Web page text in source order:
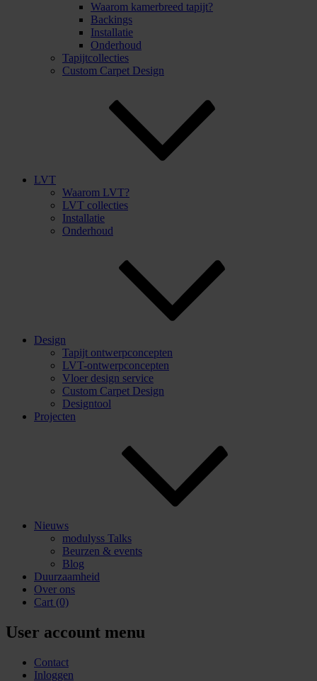
Waarom kamerbreed tapijt?
Backings
Installatie
Onderhoud
Tapijtcollecties
Custom Carpet Design
LVT
Waarom LVT?
LVT collecties
Installatie
Onderhoud
Design
Tapijt ontwerpconcepten
LVT-ontwerpconcepten
Vloer design service
Custom Carpet Design
Designtool
Projecten
Nieuws
modulyss Talks
Beurzen & events
Blog
Duurzaamheid
Over ons
Cart (0)
User account menu
Contact
Inloggen